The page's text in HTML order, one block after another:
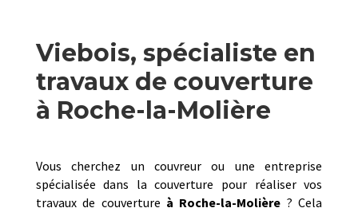
Viebois, spécialiste en
travaux de couverture
à Roche-la-Molière
Vous cherchez un couvreur ou une entreprise
spécialisée dans la couverture pour réaliser vos
travaux de couverture à Roche-la-Molière ? Cela